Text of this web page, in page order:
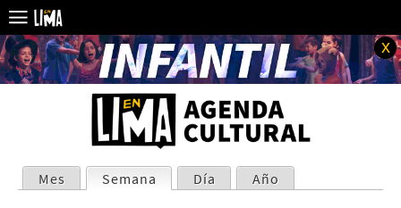
x
SOLAPAS
Mes Semana (solapa activa)
Día Año